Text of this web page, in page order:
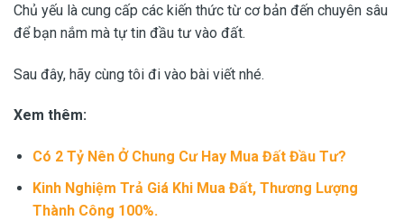
Chủ yếu là cung cấp các kiến thức từ cơ bản đến chuyên sâu
để bạn nắm mà tự tin đầu tư vào đất.
Sau đây, hãy cùng tôi đi vào bài viết nhé.
Xem thêm:
Có 2 Tỷ Nên Ở Chung Cư Hay Mua Đất Đầu Tư?
Kinh Nghiệm Trả Giá Khi Mua Đất, Thương Lượng
Thành Công 100%.